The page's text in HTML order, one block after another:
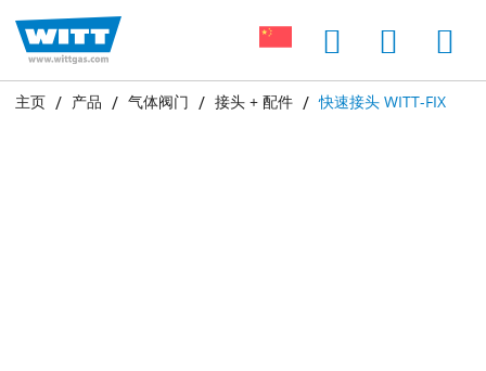
主页 产品 气体阀门 接头 + 配件 快速接头 WITT-FIX